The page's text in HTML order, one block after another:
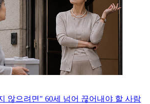
않으려면" 60세 넘어 끊어내야 할 사람